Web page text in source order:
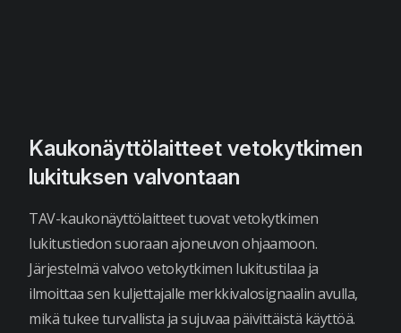
Kaukonäyttölaitteet vetokytkimen
lukituksen valvontaan
TAV-kaukonäyttölaitteet tuovat vetokytkimen
lukitustiedon suoraan ajoneuvon ohjaamoon.
Järjestelmä valvoo vetokytkimen lukitustilaa ja
ilmoittaa sen kuljettajalle merkkivalosignaalin avulla,
mikä tukee turvallista ja sujuvaa päivittäistä käyttöä.